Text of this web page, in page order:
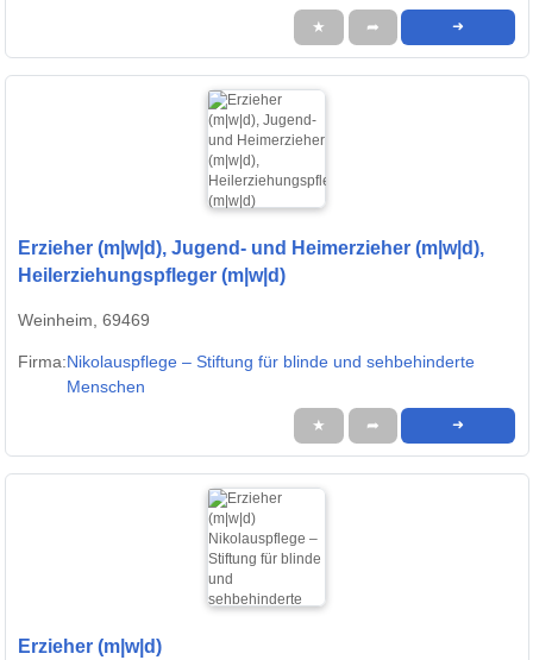
★ ➦ ➜
Erzieher (m|w|d), Jugend- und Heimerzieher (m|w|d),
Heilerziehungspfleger (m|w|d)
Weinheim, 69469
Firma:Nikolauspflege – Stiftung für blinde und sehbehinderte
Menschen
★ ➦ ➜
Erzieher (m|w|d)